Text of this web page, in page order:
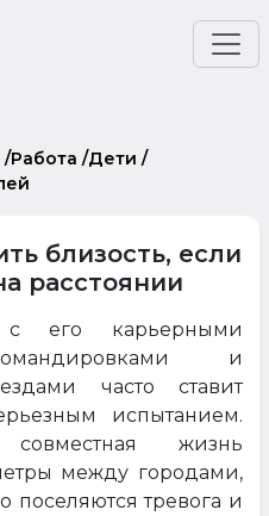
/Работа /Дети /
близость, если
расстоянии
его карьерными
и
часто ставит
испытанием.
жизнь
между городами,
поселяются тревога и